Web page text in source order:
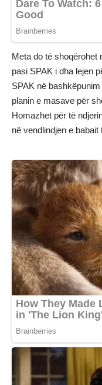
Meta do të shoqërohet
pasi SPAK i dha lejen
SPAK në
planin e masave për
Homazhet për të
në vendlindjen e